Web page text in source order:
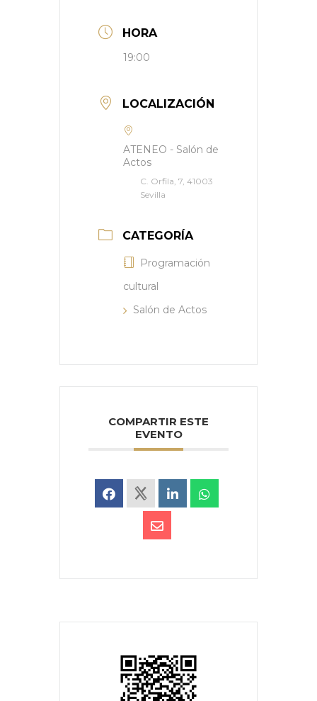
HORA
19:00
LOCALIZACIÓN
ATENEO - Salón de
Actos
C. Orfila, 7, 41003
Sevilla
CATEGORÍA
Programación
cultural
Salón de Actos
COMPARTIR ESTE
EVENTO